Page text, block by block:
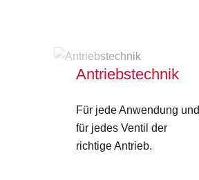
Antriebstechnik
Für jede Anwendung und
für jedes Ventil der
richtige Antrieb.